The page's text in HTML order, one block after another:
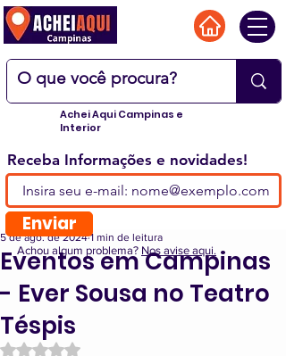
Achei Aqui Campinas e
Interior
Eventos em Campinas
- Ever Sousa no Teatro
Téspis
5 de ago. de 2024 1 min de leitura
Avaliado com NaN de 5 estrelas.
Receba Informações e novidades!
Enviar
Achou algum problema? Nos avise aqui.